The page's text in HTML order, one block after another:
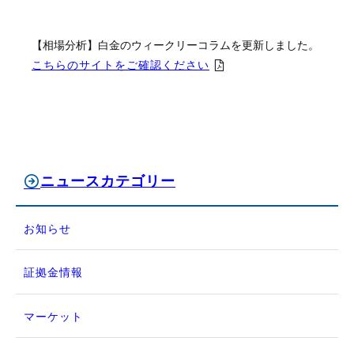
【相場分析】白金のウィークリーコラムを更新しました。
こちらのサイトをご確認ください
ニュースカテゴリー
お知らせ
証拠金情報
マーケット